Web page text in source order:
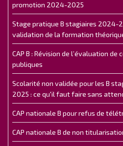
promotion 2024-2025
Stage pratique B stagiaires
validation de la formation
CAP B : Révision de l’évaluation
publiques
Scolarité non validée pour les B
2025 : ce qu'il faut faire sans
CAP nationale B pour refus de
CAP nationale B de non